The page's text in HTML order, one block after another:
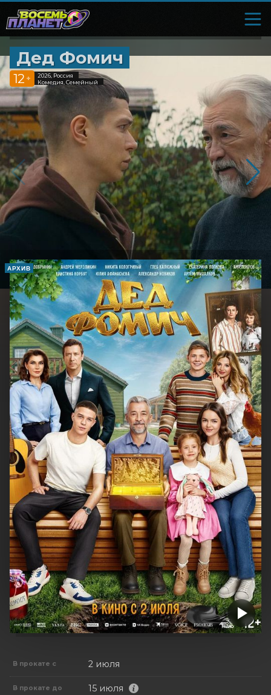
Дед Фомич
12 +
2026, Россия
Комедия, Семейный
АРХИВ
В прокате с 2 июля
В прокате до 15 июля